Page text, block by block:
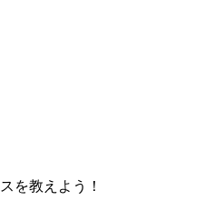
を教えよう！